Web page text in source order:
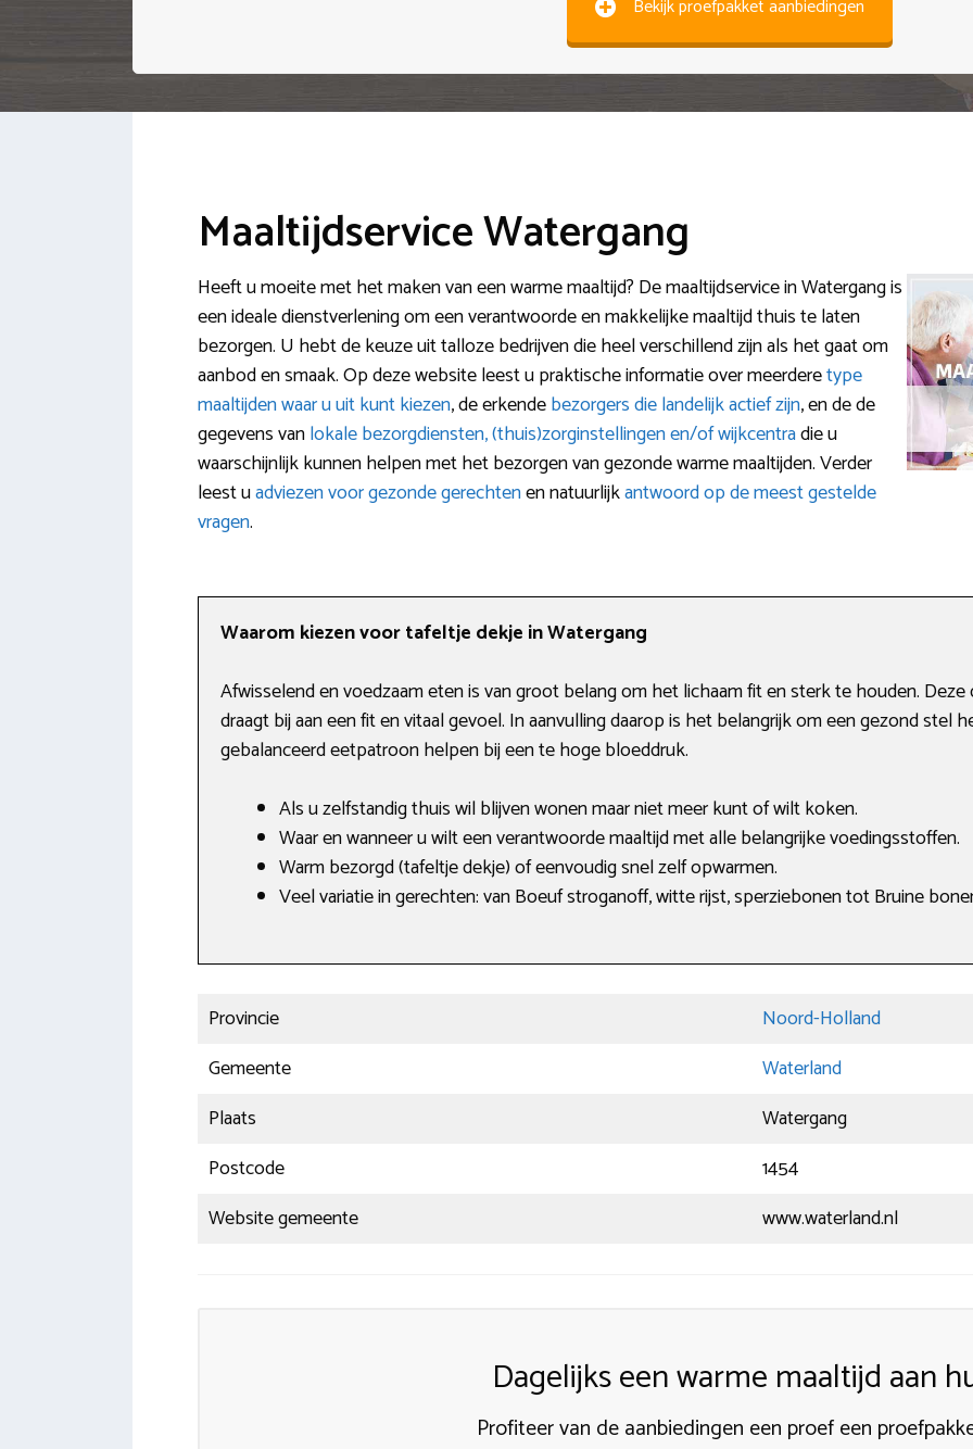
Bekijk proefpakket aanbiedingen
Maaltijdservice Watergang
Heeft u moeite met het maken van een warme maaltijd? De maaltijdservice in Watergang is
een ideale dienstverlening om een verantwoorde en makkelijke maaltijd thuis te laten
bezorgen. U hebt de keuze uit talloze bedrijven die heel verschillend zijn als het gaat om
aanbod en smaak. Op deze website leest u praktische informatie over meerderetype
maaltijden waar u uit kunt kiezen, de erkendebezorgers die landelijk actief zijn, en de de
gegevens vanlokale bezorgdiensten, (thuis)zorginstellingen en/of wijkcentradie u
waarschijnlijk kunnen helpen met het bezorgen van gezonde warme maaltijden. Verder
leest uadviezen voor gezonde gerechtenen natuurlijkantwoord op de meest gestelde
vragen.
Waarom kiezen voor tafeltje dekje in Watergang
Afwisselend en voedzaam eten is van groot belang om het lichaam fit en sterk te houden.
draagt bij aan een fit en vitaal gevoel. In aanvulling daarop is het belangrijk om een gezond stel
gebalanceerd eetpatroon helpen bij een te hoge bloeddruk.
Als u zelfstandig thuis wil blijven wonen maar niet meer kunt of wilt koken.
Waar en wanneer u wilt een verantwoorde maaltijd met alle belangrijke voedingsstoffen.
Warm bezorgd (tafeltje dekje) of eenvoudig snel zelf opwarmen.
Veel variatie in gerechten: van Boeuf stroganoff, witte rijst, sperziebonen tot Bruine
Provincie
Noord-Holland
Gemeente
Waterland
Plaats
Watergang
Postcode
1454
Website gemeente
www.waterland.nl
Dagelijks een warme maaltijd aan
Profiteer van de aanbiedingen een proef een